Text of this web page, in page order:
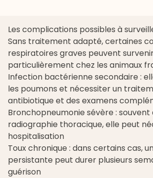
Les complications possibles à
Sans traitement adapté, certaines
respiratoires graves peuvent
particulièrement chez les animaux
Infection bactérienne secondaire :
les poumons et nécessiter un
antibiotique et des examens
Bronchopneumonie sévère :
radiographie thoracique, elle peut
hospitalisation
Toux chronique : dans certains cas,
persistante peut durer plusieurs
guérison